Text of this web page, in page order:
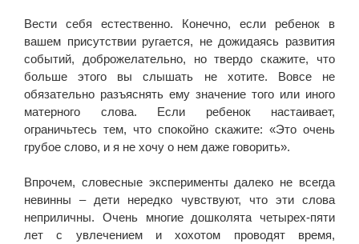
Вести себя естественно. Конечно, если ребенок в
вашем присутствии ругается, не дожидаясь развития
событий, доброжелательно, но твердо скажите, что
больше этого вы слышать не хотите. Вовсе не
обязательно разъяснять ему значение того или иного
матерного слова. Если ребенок настаивает,
ограничьтесь тем, что спокойно скажите: «Это очень
грубое слово, и я не хочу о нем даже говорить».
Впрочем, словесные эксперименты далеко не всегда
невинны – дети нередко чувствуют, что эти слова
неприличны. Очень многие дошколята четырех-пяти
лет с увлечением и хохотом проводят время,